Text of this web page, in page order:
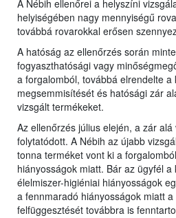
A Nébih ellenőrei a helyszíni
helyiségében nagy mennyiségű
továbbá rovarokkal erősen
A hatóság az ellenőrzés során
fogyaszthatósági vagy
a forgalomból, továbbá elrendelte a
megsemmisítését és hatósági zár
vizsgált termékeket.
Az ellenőrzés július elején, a zár
folytatódott. A Nébih az újabb
tonna terméket vont ki a
hiányosságok miatt. Bár az ügyfél
élelmiszer-higiéniai hiányosságok
a fennmaradó hiányosságok miatt
felfüggesztését továbbra is